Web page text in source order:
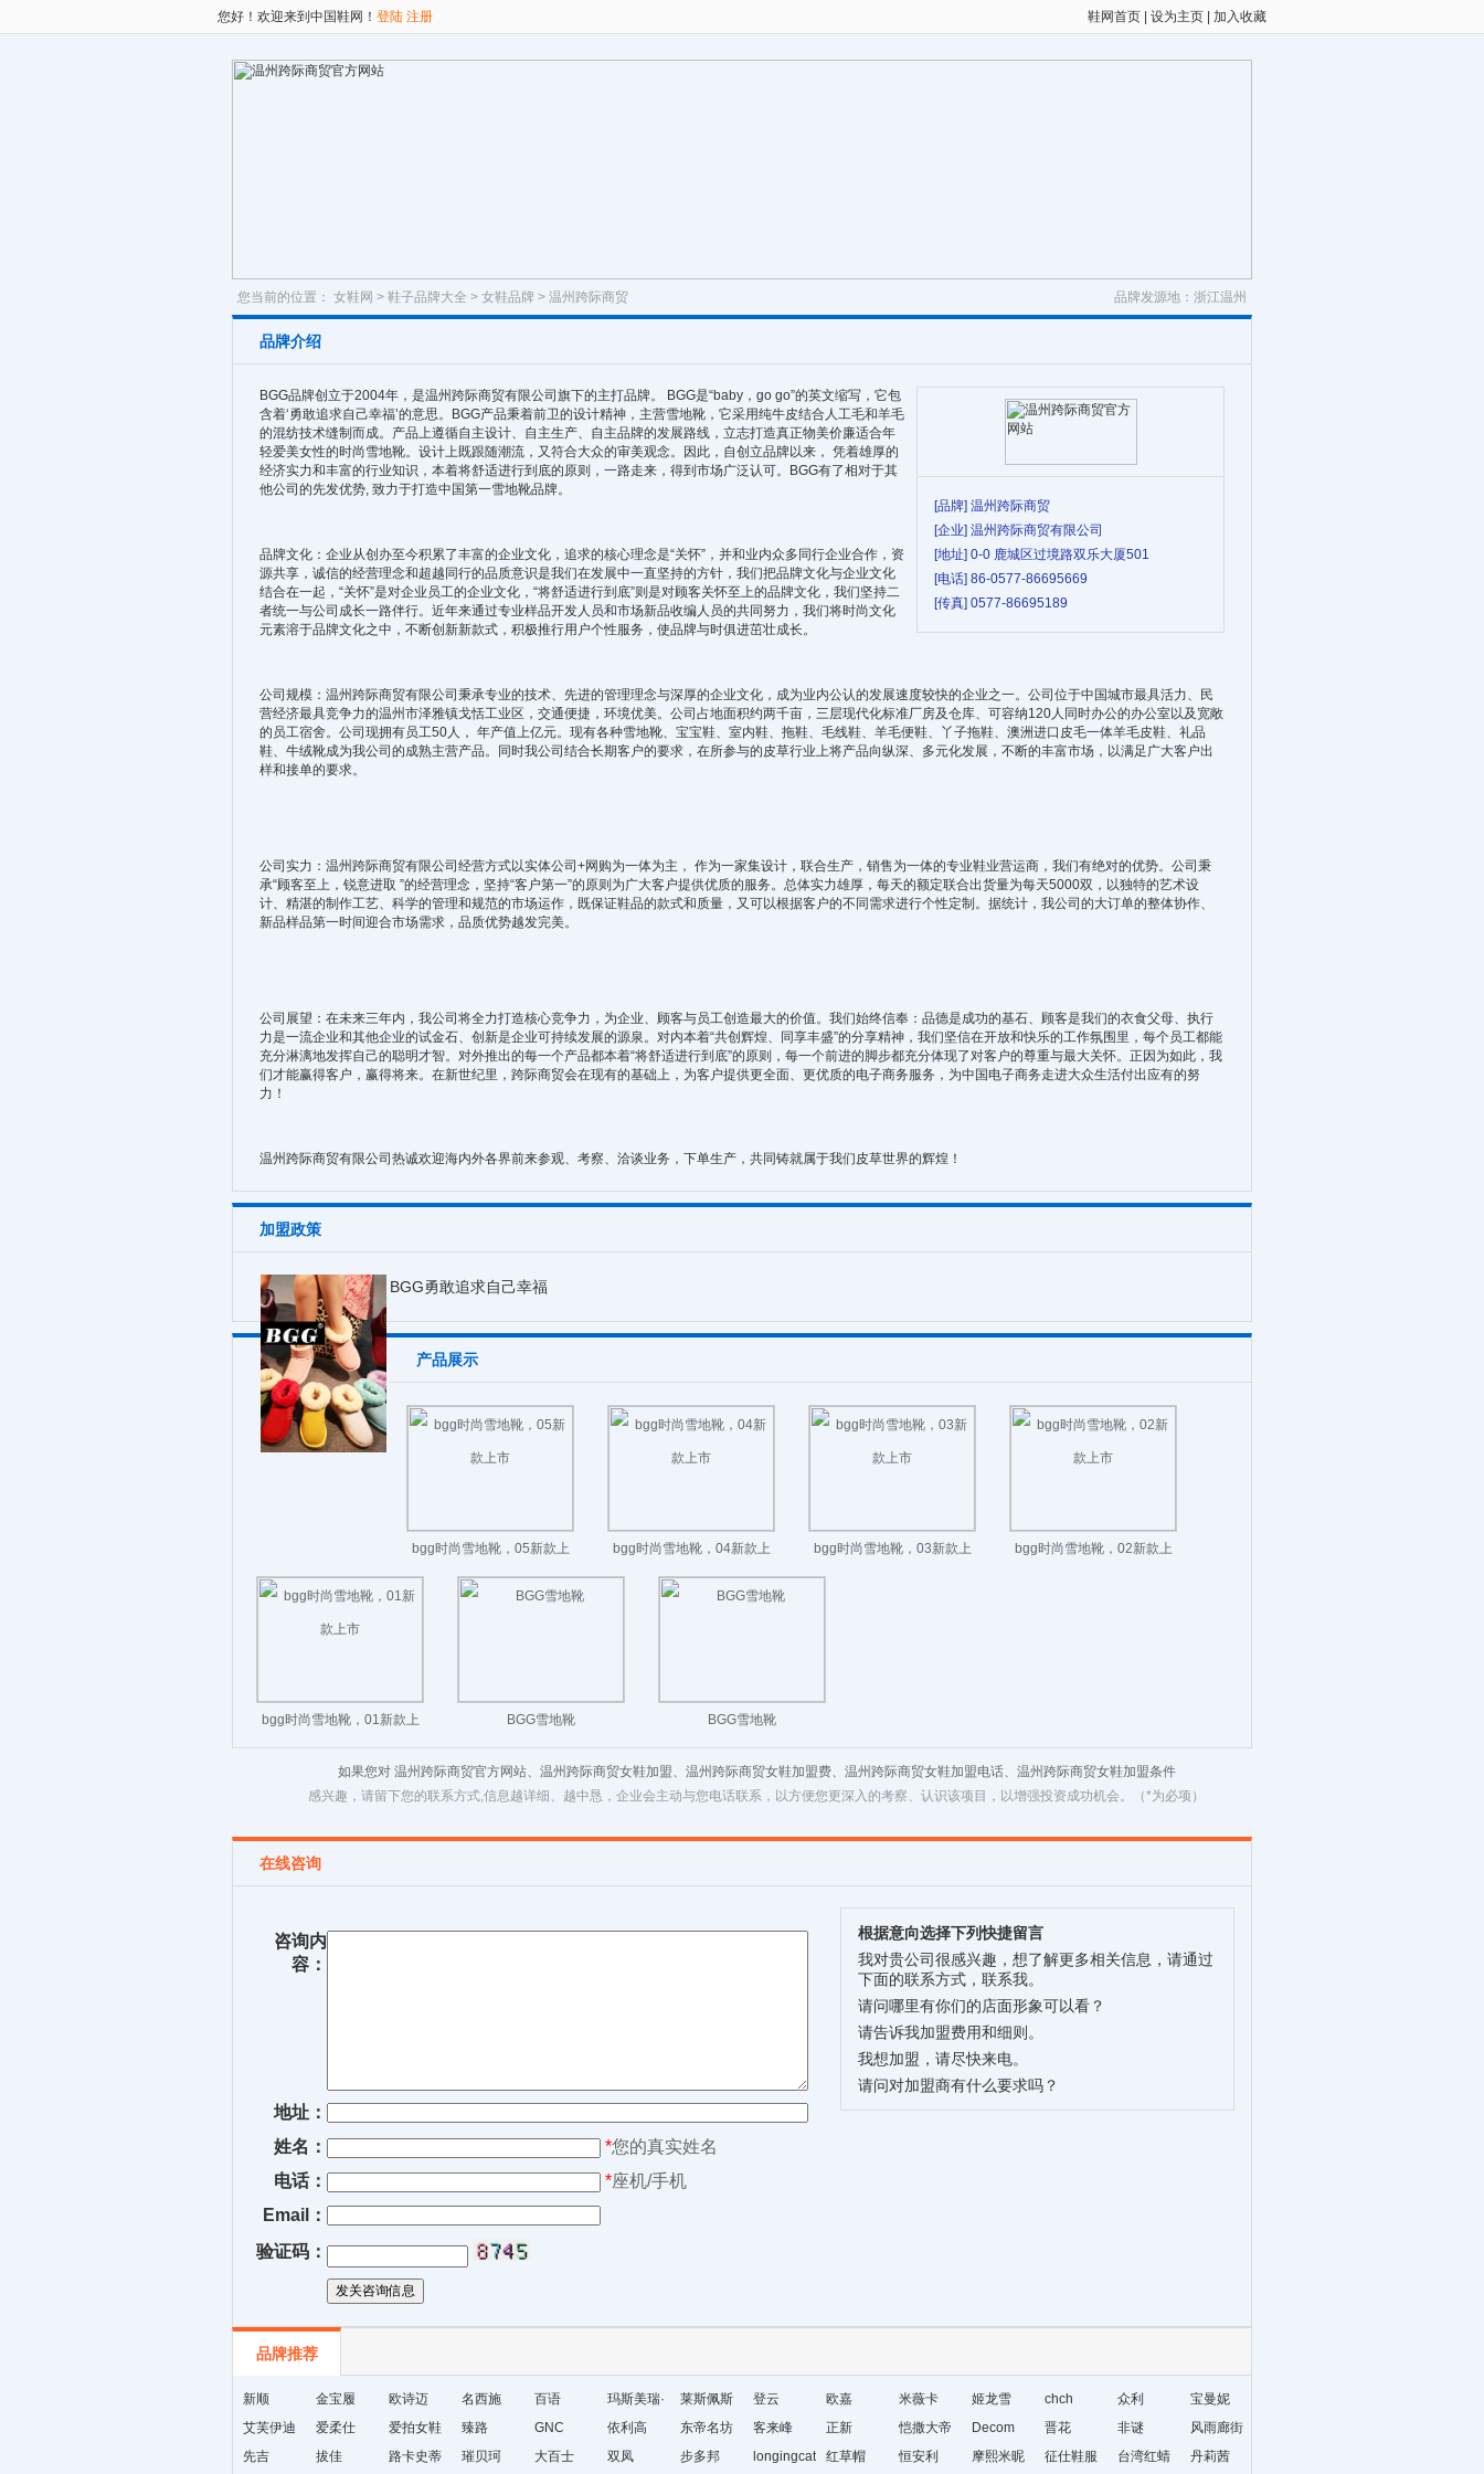
鞋网首页 设为主页 加入收藏
您好！欢迎来到中国鞋网！ 登陆 注册
品牌发源地：浙江温州
您当前的位置： 女鞋网 > 鞋子品牌大全 > 女鞋品牌 > 温州跨际商贸
品牌介绍
[品牌] 温州跨际商贸
[企业] 温州跨际商贸有限公司
[地址] 0-0 鹿城区过境路双乐大厦501
[电话] 86-0577-86695669
[传真] 0577-86695189
BGG品牌创立于2004年，是温州跨际商贸有限公司旗下的主打品牌。 BGG是“baby，go go”的英文缩写，它包
含着‘勇敢追求自己幸福’的意思。BGG产品秉着前卫的设计精神，主营雪地靴，它采用纯牛皮结合人工毛和羊毛
的混纺技术缝制而成。产品上遵循自主设计、自主生产、自主品牌的发展路线，立志打造真正物美价廉适合年
轻爱美女性的时尚雪地靴。设计上既跟随潮流，又符合大众的审美观念。因此，自创立品牌以来， 凭着雄厚的
经济实力和丰富的行业知识，本着将舒适进行到底的原则，一路走来，得到市场广泛认可。BGG有了相对于其
他公司的先发优势, 致力于打造中国第一雪地靴品牌。
品牌文化：企业从创办至今积累了丰富的企业文化，追求的核心理念是“关怀”，并和业内众多同行企业合作，资
源共享，诚信的经营理念和超越同行的品质意识是我们在发展中一直坚持的方针，我们把品牌文化与企业文化
结合在一起，“关怀”是对企业员工的企业文化，“将舒适进行到底”则是对顾客关怀至上的品牌文化，我们坚持二
者统一与公司成长一路伴行。近年来通过专业样品开发人员和市场新品收编人员的共同努力，我们将时尚文化
元素溶于品牌文化之中，不断创新新款式，积极推行用户个性服务，使品牌与时俱进茁壮成长。
公司规模：温州跨际商贸有限公司秉承专业的技术、先进的管理理念与深厚的企业文化，成为业内公认的发展速度较快的企业之一。公司位于中国城市最具活力、民
营经济最具竞争力的温州市泽雅镇戈恬工业区，交通便捷，环境优美。公司占地面积约两千亩，三层现代化标准厂房及仓库、可容纳120人同时办公的办公室以及宽敞
的员工宿舍。公司现拥有员工50人， 年产值上亿元。现有各种雪地靴、宝宝鞋、室内鞋、拖鞋、毛线鞋、羊毛便鞋、丫子拖鞋、澳洲进口皮毛一体羊毛皮鞋、礼品
鞋、牛绒靴成为我公司的成熟主营产品。同时我公司结合长期客户的要求，在所参与的皮草行业上将产品向纵深、多元化发展，不断的丰富市场，以满足广大客户出
样和接单的要求。
公司实力：温州跨际商贸有限公司经营方式以实体公司+网购为一体为主， 作为一家集设计，联合生产，销售为一体的专业鞋业营运商，我们有绝对的优势。公司秉
承“顾客至上，锐意进取 ”的经营理念，坚持“客户第一”的原则为广大客户提供优质的服务。总体实力雄厚，每天的额定联合出货量为每天5000双，以独特的艺术设
计、精湛的制作工艺、科学的管理和规范的市场运作，既保证鞋品的款式和质量，又可以根据客户的不同需求进行个性定制。据统计，我公司的大订单的整体协作、
新品样品第一时间迎合市场需求，品质优势越发完美。
公司展望：在未来三年内，我公司将全力打造核心竞争力，为企业、顾客与员工创造最大的价值。我们始终信奉：品德是成功的基石、顾客是我们的衣食父母、执行
力是一流企业和其他企业的试金石、创新是企业可持续发展的源泉。对内本着“共创辉煌、同享丰盛”的分享精神，我们坚信在开放和快乐的工作氛围里，每个员工都能
充分淋漓地发挥自己的聪明才智。对外推出的每一个产品都本着“将舒适进行到底”的原则，每一个前进的脚步都充分体现了对客户的尊重与最大关怀。正因为如此，我
们才能赢得客户，赢得将来。在新世纪里，跨际商贸会在现有的基础上，为客户提供更全面、更优质的电子商务服务，为中国电子商务走进大众生活付出应有的努
力！
温州跨际商贸有限公司热诚欢迎海内外各界前来参观、考察、洽谈业务，下单生产，共同铸就属于我们皮草世界的辉煌！
加盟政策
BGG勇敢追求自己幸福
产品展示
bgg时尚雪地靴，05新款上
市
bgg时尚雪地靴，04新款上
市
bgg时尚雪地靴，03新款上 bgg时尚雪地靴，02新款上
bgg时尚雪地靴，01新款上
市
BGG雪地靴 BGG雪地靴
如果您对 温州跨际商贸官方网站、温州跨际商贸女鞋加盟、温州跨际商贸女鞋加盟费、温州跨际商贸女鞋加盟电话、温州跨际商贸女鞋加盟条件
感兴趣，请留下您的联系方式,信息越详细、越中恳，企业会主动与您电话联系，以方便您更深入的考察、认识该项目，以增强投资成功机会。（*为必项）
在线咨询
咨询内
容：
地址：
姓名：
*您的真实姓名
电话：
*座机/手机
Email：
验证码：
根据意向选择下列快捷留言
我对贵公司很感兴趣，想了解更多相关信息，请通过
下面的联系方式，联系我。
请问哪里有你们的店面形象可以看？
请告诉我加盟费用和细则。
我想加盟，请尽快来电。
请问对加盟商有什么要求吗？
品牌推荐
新顺 金宝履 欧诗迈 名西施 百语
玛斯美瑞·
琳
莱斯佩斯 登云 欧嘉 米薇卡 姬龙雪 chch 众利
宝曼妮
艾芙伊迪
爱柔仕 爱拍女鞋 臻路 GNC 依利高 东帝名坊 客来峰 正新 恺撒大帝 Decom 晋花 非谜
风雨廊街
先吉
拔佳 路卡史蒂 璀贝珂 大百士 双凤 步多邦 longingcat 红草帽 恒安利 摩熙米昵 征仕鞋服 台湾红蜻 丹莉茜